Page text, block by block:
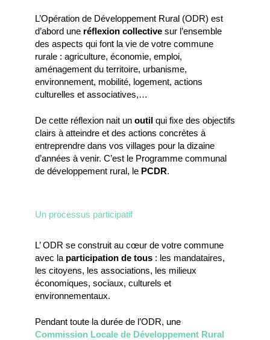
L’Opération de Développement Rural (ODR) est
d’abord une réflexion collectivesur l’ensemble
des aspects qui font la vie de votre commune
rurale : agriculture, économie, emploi,
aménagement du territoire, urbanisme,
environnement, mobilité, logement, actions
culturelles et associatives,…
De cette réflexion nait un outil qui fixe des objectifs
clairs à atteindre et des actions concrètes à
entreprendre dans vos villages pour la dizaine
d’années à venir. C’est le Programme communal
de développement rural, le PCDR.
Un processus participatif
L’ ODR se construit au cœur de votre commune
avec la participation de tous: les mandataires,
les citoyens, les associations, les milieux
économiques, sociaux, culturels et
environnementaux.
Pendant toute la durée de l’ODR, une
Commission Locale de Développement Rural